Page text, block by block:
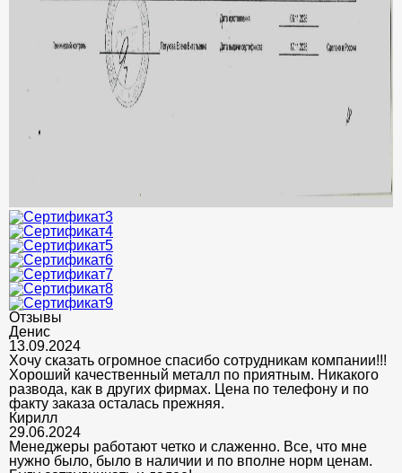
Отзывы
Денис
13.09.2024
Хочу сказать огромное спасибо сотрудникам компании!!!
Хороший качественный металл по приятным. Никакого
развода, как в других фирмах. Цена по телефону и по
факту заказа осталась прежняя.
Кирилл
29.06.2024
Менеджеры работают четко и слаженно. Все, что мне
нужно было, было в наличии и по вполне норм ценам.